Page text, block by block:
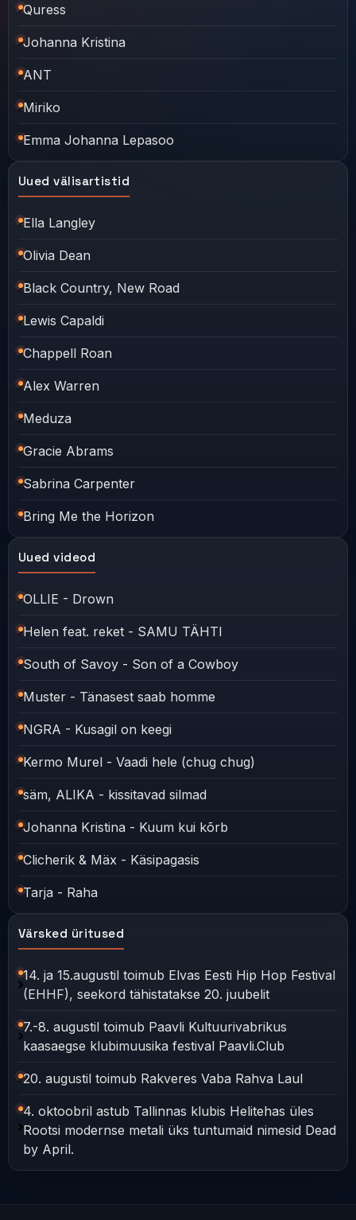
Quress
Johanna Kristina
ANT
Miriko
Emma Johanna Lepasoo
Uued välisartistid
Ella Langley
Olivia Dean
Black Country, New Road
Lewis Capaldi
Chappell Roan
Alex Warren
Meduza
Gracie Abrams
Sabrina Carpenter
Bring Me the Horizon
Uued videod
OLLIE - Drown
Helen feat. reket - SAMU TÄHTI
South of Savoy - Son of a Cowboy
Muster - Tänasest saab homme
NGRA - Kusagil on keegi
Kermo Murel - Vaadi hele (chug chug)
säm, ALIKA - kissitavad silmad
Johanna Kristina - Kuum kui kõrb
Clicherik & Mäx - Käsipagasis
Tarja - Raha
Värsked üritused
14. ja 15.augustil toimub Elvas Eesti Hip Hop Festival
(EHHF), seekord tähistatakse 20. juubelit
7.-8. augustil toimub Paavli Kultuurivabrikus
kaasaegse klubimuusika festival Paavli.Club
20. augustil toimub Rakveres Vaba Rahva Laul
4. oktoobril astub Tallinnas klubis Helitehas üles
Rootsi modernse metali üks tuntumaid nimesid Dead
by April.